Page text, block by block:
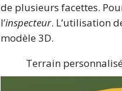
de plusieurs facettes.
l’inspecteur. L’utilisation
modèle 3D.
Terrain